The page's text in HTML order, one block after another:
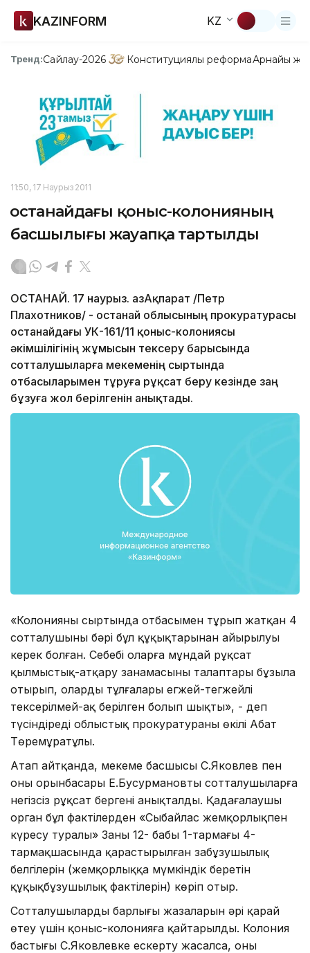
KAZINFORM KZ
Тренд:Сайлау-2026 Конституциялық реформаАрнайы
11:50, 17 Наурыз 2011
Қостанайдағы қоныс-колонияның
басшылығы жауапқа тартылды
ҚОСТАНАЙ. 17 наурыз. ҚазАқпарат /Петр
Плахотников/ - Қостанай облысының прокуратурасы
Қостанайдағы УК-161/11 қоныс-колониясы
әкімшілігінің жұмысын тексеру барысында
сотталушыларға мекеменің сыртында
отбасыларымен тұруға рұқсат беру кезінде заң
бұзуға жол берілгенін анықтады.
«Колонияның сыртында отбасымен тұрып жатқан 4
сотталушының бәрі бұл құқықтарынан айырылуы
керек болған. Себебі оларға мұндай рұқсат
қылмыстық-атқару заңнамасының талаптары бұзыла
отырып, олардың тұлғалары егжей-тегжейлі
тексерілмей-ақ берілген болып шықты», - деп
түсіндіреді облыстық прокуратураның өкілі Абат
Төремұратұлы.
Атап айтқанда, мекеме басшысы С.Яковлев пен
оның орынбасары Е.Бусурмановтың сотталушыларға
негізсіз рұқсат бергені анықталды. Қадағалаушы
орган бұл фактілерден «Сыбайлас жемқорлықпен
күресу туралы» Заңның 12- бабы 1-тармағы 4-
тармақшасында қарастырылған заңбұзушылық
белгілерін (жемқорлыққа мүмкіндік беретін
құқықбұзушылық фактілерін) көріп отыр.
Сотталушылардың барлығы жазаларын әрі қарай
өтеу үшін қоныс-колонияға қайтарылды. Колония
бастығы С.Яковлевке ескерту жасалса, оның